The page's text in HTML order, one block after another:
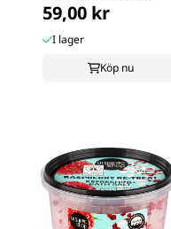
280ml
59,00 kr
I lager
Köp nu